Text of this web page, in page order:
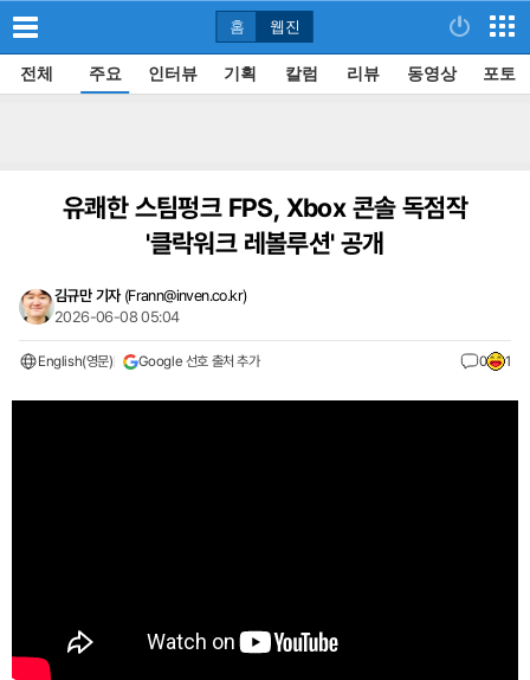
홈 웹진
전체 주요 인터뷰 기획 칼럼 리뷰 동영상 포토
유쾌한 스팀펑크 FPS, Xbox 콘솔 독점작
'클락워크 레볼루션' 공개
김규만 기자 (Frann@inven.co.kr)
2026-06-08 05:04
English(영문) Google 선호 출처 추가 0 1